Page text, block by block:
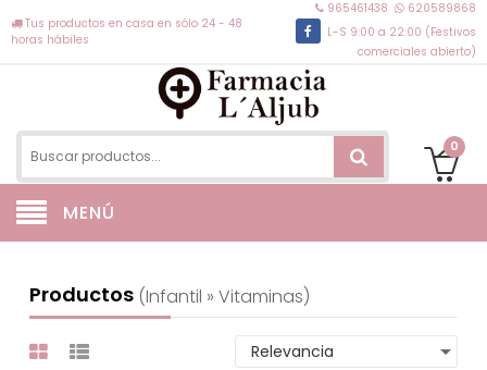
Tus productos en casa en sólo 24 - 48
horas hábiles
965461438
620589868
L-S 9:00 a 22:00 (Festivos
comerciales abierto)
0
MENÚ
Productos (infantil » Vitaminas)